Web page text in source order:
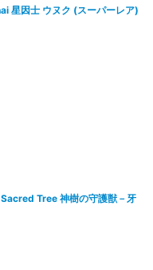
星因士 ウヌク (スーパーレア)
Tree 神樹の守護獣－牙